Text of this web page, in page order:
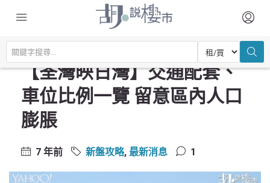
主頁
新盤攻略
【荃灣映日灣】交通配套、車位比例一覽 留意區內人口膨脹
【荃灣映日灣】交通配套、
車位比例一覽 留意區內人口
膨脹
7 年前 新盤攻略, 最新消息 1